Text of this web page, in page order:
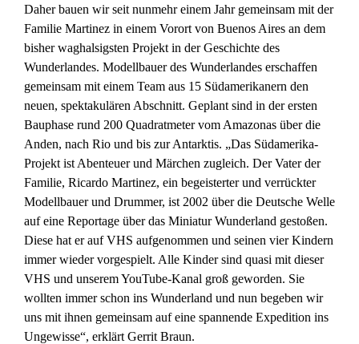
Daher bauen wir seit nunmehr einem Jahr gemeinsam mit der
Familie Martinez in einem Vorort von Buenos Aires an dem
bisher waghalsigsten Projekt in der Geschichte des
Wunderlandes. Modellbauer des Wunderlandes erschaffen
gemeinsam mit einem Team aus 15 Südamerikanern den
neuen, spektakulären Abschnitt. Geplant sind in der ersten
Bauphase rund 200 Quadratmeter vom Amazonas über die
Anden, nach Rio und bis zur Antarktis. „Das Südamerika-
Projekt ist Abenteuer und Märchen zugleich. Der Vater der
Familie, Ricardo Martinez, ein begeisterter und verrückter
Modellbauer und Drummer, ist 2002 über die Deutsche Welle
auf eine Reportage über das Miniatur Wunderland gestoßen.
Diese hat er auf VHS aufgenommen und seinen vier Kindern
immer wieder vorgespielt. Alle Kinder sind quasi mit dieser
VHS und unserem YouTube-Kanal groß geworden. Sie
wollten immer schon ins Wunderland und nun begeben wir
uns mit ihnen gemeinsam auf eine spannende Expedition ins
Ungewisse“, erklärt Gerrit Braun.